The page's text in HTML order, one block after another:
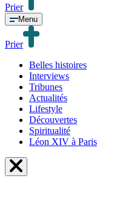
Prier
Menu
Prier
Belles histoires
Interviews
Tribunes
Actualités
Lifestyle
Découvertes
Spiritualité
Léon XIV à Paris